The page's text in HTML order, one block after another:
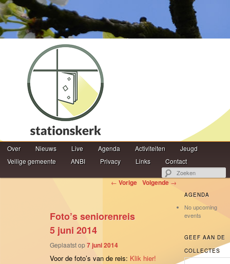
Hoofdmenu
Spring naar de primaire inhoud
Spring naar de secundaire inhoud
Over Nieuws Live Agenda Activiteiten
Jeugd
Veilige gemeente
ANBI Privacy Links Contact
Berichtnavigatie ← Vorige Volgende →
Foto’s seniorenreis
5 juni 2014
Geplaatst op7 juni 2014
Voor de foto’s van de reis: Klik hier!
AGENDA
No upcoming
events
GEEF AAN DE
COLLECTES